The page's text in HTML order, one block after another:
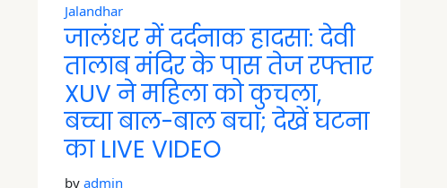
Jalandhar
जालंधर में दर्दनाक हादसा: देवी
तालाब मंदिर के पास तेज रफ्तार
XUV ने महिला को कुचला,
बच्चा बाल-बाल बचा; देखें घटना
का LIVE VIDEO
by admin